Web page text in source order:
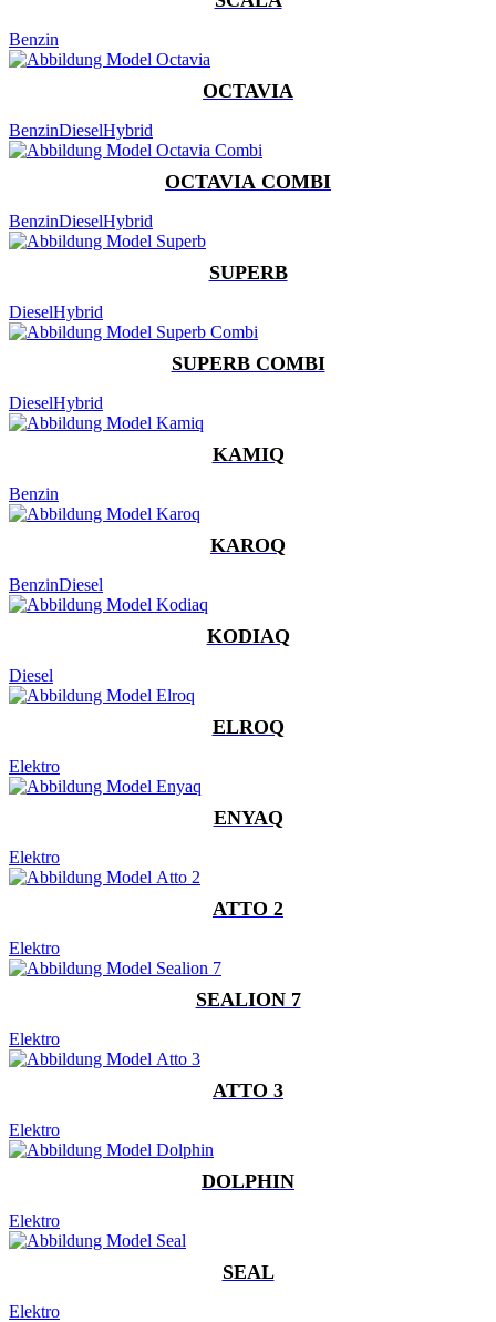
Benzin
OCTAVIA
BenzinDieselHybrid
OCTAVIA COMBI
BenzinDieselHybrid
SUPERB
DieselHybrid
SUPERB COMBI
DieselHybrid
KAMIQ
Benzin
KAROQ
BenzinDiesel
KODIAQ
Diesel
ELROQ
Elektro
ENYAQ
Elektro
ATTO 2
Elektro
SEALION 7
Elektro
ATTO 3
Elektro
DOLPHIN
Elektro
SEAL
Elektro